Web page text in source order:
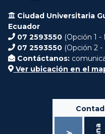
Ciudad Universitaria
Ecuador
07 2593550 (Opción 1 -
07 2593550 (Opción 2
Contáctanos:
Ver ubicación en el